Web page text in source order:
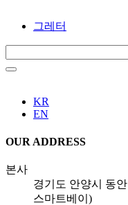
그레터
KR
EN
OUR ADDRESS
본사
경기도 안양시 동
스마트베이)